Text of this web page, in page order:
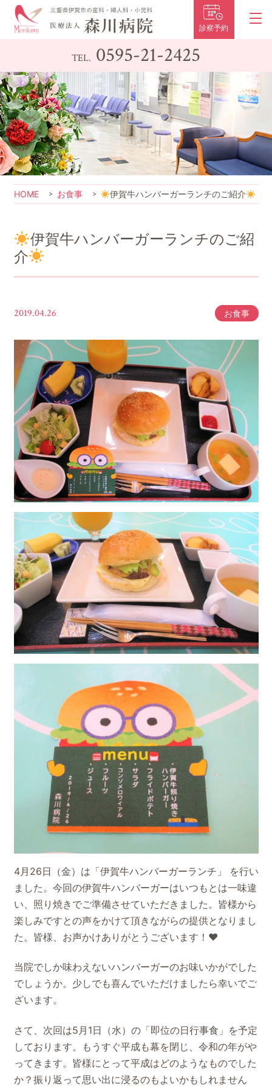
診察予約
TEL. 0595-21-2425
HOME お食事 伊賀牛ハンバーガーランチのご紹介
伊賀牛ハンバーガーランチのご紹
介
2019.04.26 お食事
4月26日（金）は「伊賀牛ハンバーガーランチ」 を行い
ました。今回の伊賀牛ハンバーガーはいつもとは一味違
い、照り焼きでご準備させていただきました。皆様から
楽しみですとの声をかけて頂きながらの提供となりまし
た。皆様、お声かけありがとうございます！♥
当院でしか味わえないハンバーガーのお味いかがでした
でしょうか。少しでも喜んでいただけましたら幸いでご
ざいます。
さて、次回は5月1日（水）の「即位の日行事食」を予定
しております。もうすぐ平成も幕を閉じ、令和の年がや
ってきます。皆様にとって平成はどのようなものでした
か？振り返って思い出に浸るのもよいかもしれません